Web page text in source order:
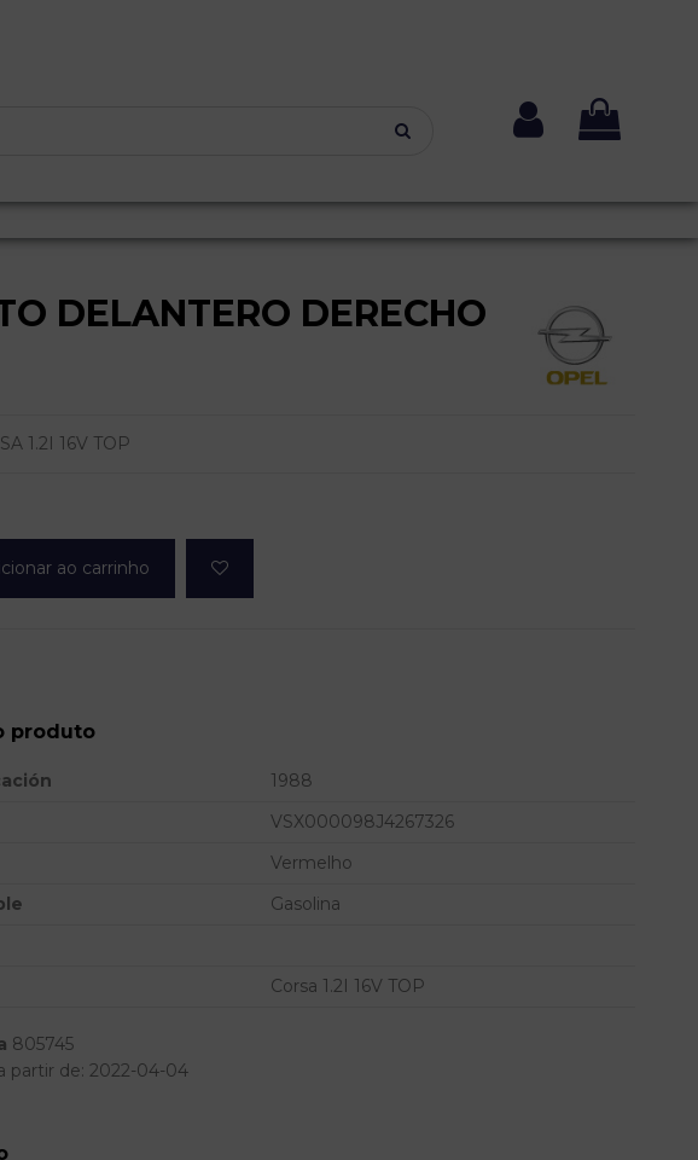
DELANTERO DERECHO
1.2I 16V TOP
ao carrinho
produto
1988
VSX000098J4267326
Vermelho
Gasolina
Corsa 1.2I 16V TOP
805745
partir de: 2022-04-04